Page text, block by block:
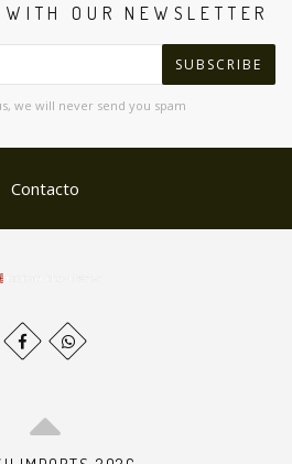
OUR NEWSLETTER
SUBSCRIBE
we will never send you spam
Contacto